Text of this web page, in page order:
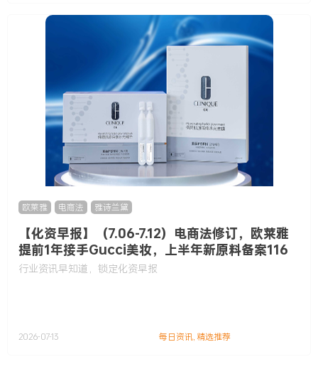
欧莱雅 电商法 雅诗兰黛
【化资早报】（7.06-7.12）电商法修订，欧莱雅
提前1年接手Gucci美妆，上半年新原料备案116
款……
行业资讯早知道，锁定化资早报
2026-07-13 每日资讯,精选推荐